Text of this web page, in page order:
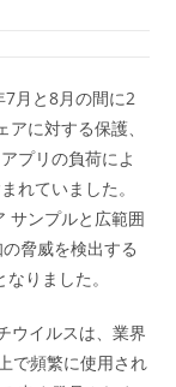
7月と8月の間に2
に対する保護、
プリの負荷によ
れていました。
ンプルと広範囲
脅威を検出する
りました。
ウイルスは、業界
で頻繁に使用され